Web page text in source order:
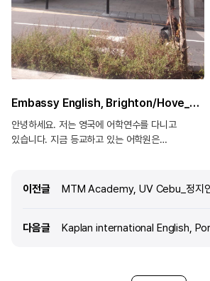
Embassy English, Brighton/Hove_황지현님
안녕하세요. 저는 영국에 어학연수를 다니고
있습니다. 지금 등교하고 있는 어학원은
것은 의외로 쉽다만 학원을 선택하는 것이
통해 간접적인 정보에 많이 의지 할 수 밖에
말씀드리겠습니다. [학교 소개] 우선 엠바시는
이전글 이전글
MTM Academy, UV Cebu_정지
다음글 다음글
Kaplan international English,